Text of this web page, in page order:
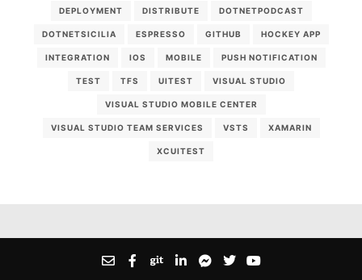
DEPLOYMENT DISTRIBUTE DOTNETPODCAST
DOTNETSICILIA ESPRESSO GITHUB HOCKEY APP
INTEGRATION IOS MOBILE PUSH NOTIFICATION
TEST TFS UITEST VISUAL STUDIO
VISUAL STUDIO MOBILE CENTER
VISUAL STUDIO TEAM SERVICES VSTS XAMARIN
XCUITEST